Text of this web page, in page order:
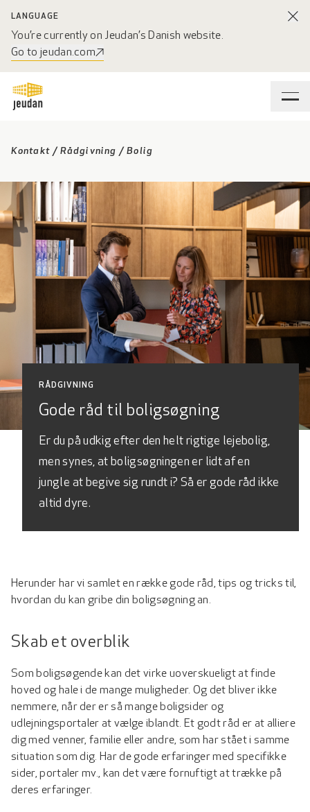
LANGUAGE
You’re currently on Jeudan’s Danish website.
Go to jeudan.com
Kontakt / Rådgivning / Bolig
RÅDGIVNING
Gode råd til boligsøgning
Er du på udkig efter den helt rigtige lejebolig,
men synes, at boligsøgningen er lidt af en
jungle at begive sig rundt i? Så er gode råd ikke
altid dyre.
Herunder har vi samlet en række gode råd, tips og tricks til,
hvordan du kan gribe din boligsøgning an.
Skab et overblik
Som boligsøgende kan det virke uoverskueligt at finde
hoved og hale i de mange muligheder. Og det bliver ikke
nemmere, når der er så mange boligsider og
udlejningsportaler at vælge iblandt. Et godt råd er at alliere
dig med venner, familie eller andre, som har stået i samme
situation som dig. Har de gode erfaringer med specifikke
sider, portaler mv., kan det være fornuftigt at trække på
deres erfaringer.